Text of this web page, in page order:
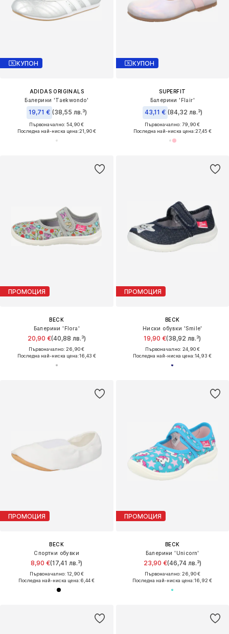
КУПОН
ADIDAS ORIGINALS
Балерини 'Taekwondo'
19,71 € (38,55 лв.³)
Първоначално: 54,90 €
Последна най-ниска цена:21,90 €
КУПОН
SUPERFIT
Балерини 'Flair'
43,11 € (84,32 лв.³)
Първоначално: 79,90 €
Последна най-ниска цена:27,45 €
ПРОМОЦИЯ
BECK
Балерини 'Flora'
20,90 €(40,88 лв.³)
Първоначално: 26,90 €
Последна най-ниска цена:16,43 €
ПРОМОЦИЯ
BECK
Ниски обувки 'Smile'
19,90 €(38,92 лв.³)
Първоначално: 24,90 €
Последна най-ниска цена:14,93 €
ПРОМОЦИЯ
BECK
Спортни обувки
8,90 €(17,41 лв.³)
Първоначално: 12,90 €
Последна най-ниска цена:6,44 €
ПРОМОЦИЯ
BECK
Балерини 'Unicorn'
23,90 €(46,74 лв.³)
Първоначално: 26,90 €
Последна най-ниска цена:16,92 €